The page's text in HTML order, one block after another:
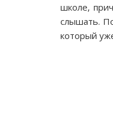
школе,
слышать.
который